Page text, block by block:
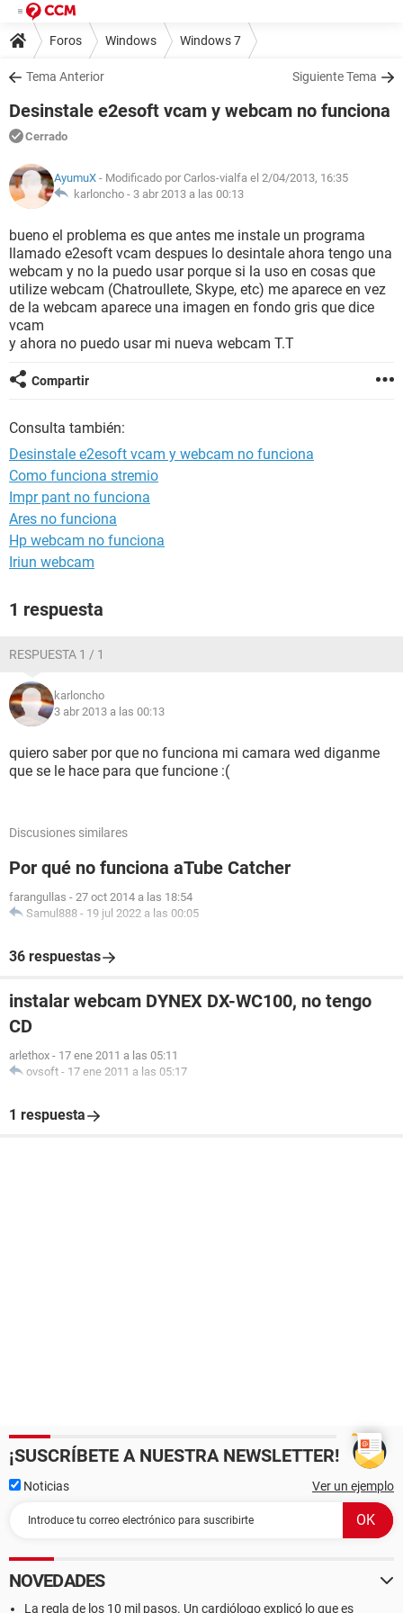
Foros Windows Windows 7
Tema Anterior Siguiente Tema
Desinstale e2esoft vcam y webcam no funciona
Cerrado
AyumuX - Modificado por Carlos-vialfa el 2/04/2013, 16:35
karloncho - 3 abr 2013 a las 00:13
bueno el problema es que antes me instale un programa
llamado e2esoft vcam despues lo desintale ahora tengo una
webcam y no la puedo usar porque si la uso en cosas que
utilize webcam (Chatroullete, Skype, etc) me aparece en vez
de la webcam aparece una imagen en fondo gris que dice
vcam
y ahora no puedo usar mi nueva webcam T.T
Compartir
Consulta también:
Desinstale e2esoft vcam y webcam no funciona
Como funciona stremio
Impr pant no funciona
Ares no funciona
Hp webcam no funciona
Iriun webcam
1 respuesta
RESPUESTA 1 / 1
karloncho
3 abr 2013 a las 00:13
quiero saber por que no funciona mi camara wed diganme
que se le hace para que funcione :(
Discusiones similares
Por qué no funciona aTube Catcher
farangullas - 27 oct 2014 a las 18:54
Samul888 - 19 jul 2022 a las 00:05
36 respuestas
instalar webcam DYNEX DX-WC100, no tengo
CD
arlethox - 17 ene 2011 a las 05:11
ovsoft - 17 ene 2011 a las 05:17
1 respuesta
¡SUSCRÍBETE A NUESTRA NEWSLETTER!
Noticias Ver un ejemplo
NOVEDADES
La regla de los 10 mil pasos. Un cardiólogo explicó lo que es